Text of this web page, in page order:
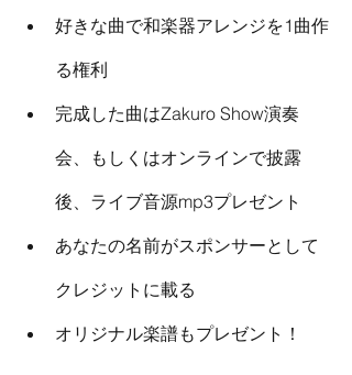
好きな曲で和楽器アレンジを1曲作
る権利
完成した曲はZakuro Show演奏
会、もしくはオンラインで披露
後、ライブ音源mp3プレゼント
あなたの名前がスポンサーとして
クレジットに載る
オリジナル楽譜もプレゼント！